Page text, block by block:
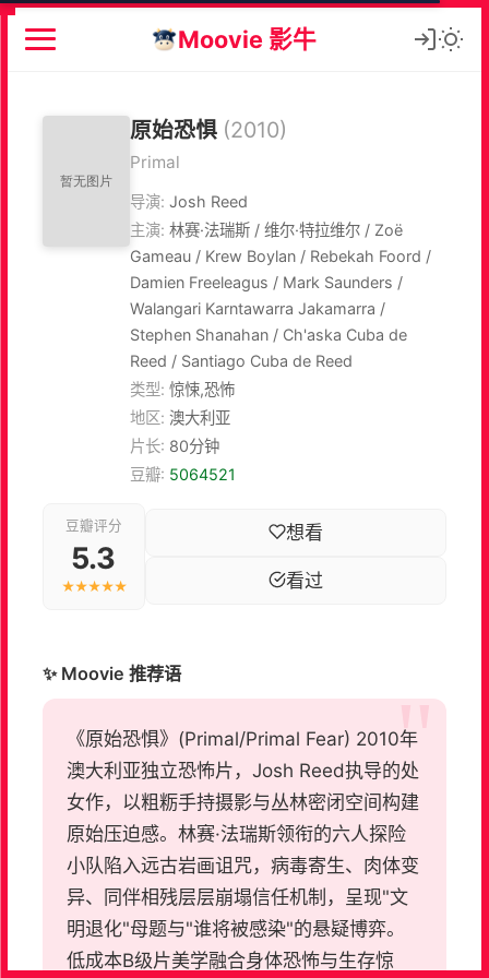
Moovie 影牛
原始恐惧 (2010)
Primal
导演: Josh Reed
主演: 林赛·法瑞斯 / 维尔·特拉维尔 / Zoë
Gameau / Krew Boylan / Rebekah Foord /
Damien Freeleagus / Mark Saunders /
Walangari Karntawarra Jakamarra /
Stephen Shanahan / Ch'aska Cuba de
Reed / Santiago Cuba de Reed
类型: 惊悚,恐怖
地区: 澳大利亚
片长: 80分钟
豆瓣: 5064521
豆瓣评分
5.3
★★★★★
想看
看过
✨ Moovie 推荐语
《原始恐惧》(Primal/Primal Fear) 2010年
澳大利亚独立恐怖片，Josh Reed执导的处
女作，以粗粝手持摄影与丛林密闭空间构建
原始压迫感。林赛·法瑞斯领衔的六人探险
小队陷入远古岩画诅咒，病毒寄生、肉体变
异、同伴相残层层崩塌信任机制，呈现"文
明退化"母题与"谁将被感染"的悬疑博弈。
低成本B级片美学融合身体恐怖与生存惊